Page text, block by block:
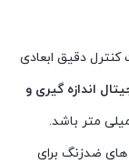
دقیق ابعادی
اندازه گیری و
ضدزنگ برای